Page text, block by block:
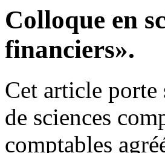
Colloque en
financiers».
Cet article porte
de sciences
comptables